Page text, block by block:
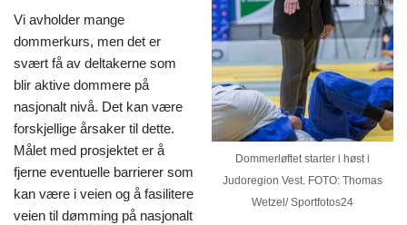
Dommerløftet starter i høst i
Judoregion Vest. FOTO: Thomas
Wetzel/ Sportfotos24
Vi avholder mange
dommerkurs, men det er
svært få av deltakerne som
blir aktive dommere på
nasjonalt nivå. Det kan være
forskjellige årsaker til dette.
Målet med prosjektet er å
fjerne eventuelle barrierer som
kan være i veien og å fasilitere
veien til dømming på nasjonalt